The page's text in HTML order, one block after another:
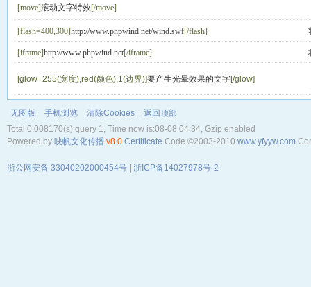
[move]滚动文字特效[/move]
[flash=400,300]http://www.phpwind.net/wind.swf[/flash]
[iframe]http://www.phpwind.net[/iframe]
[glow=255(宽度),red(颜色),1(边界)]要产生光晕效果的文字[/glow]
无图版 手机浏览 清除Cookies
返回顶部
Total 0.008170(s) query 1, Time now is:08-08 04:34, Gzip enabled
Powered by 映帆文化传播 v8.0 Certificate Code ©2003-2010 www.yfyyw.com
浙公网安备 33040202000454号 浙ICP备14027978号-2